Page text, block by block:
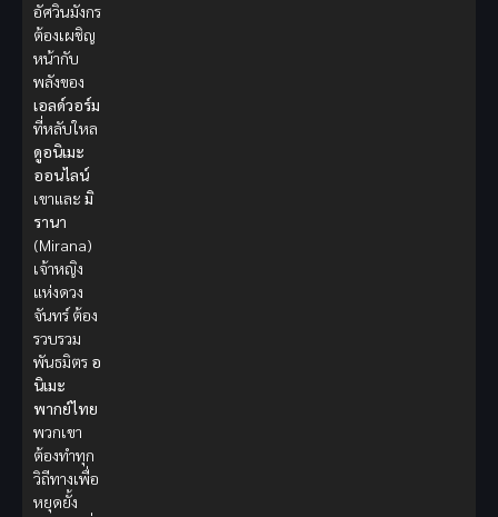
อัศวินมังกร
ต้องเผชิญ
หน้ากับ
พลังของ
เอลด์วอร์ม
ที่หลับใหล
ดูอนิเมะ
ออนไลน์
เขาและ มิ
รานา
(Mirana)
เจ้าหญิง
แห่งดวง
จันทร์ ต้อง
รวบรวม
พันธมิตร อ
นิเมะ
พากย์ไทย
พวกเขา
ต้องทำทุก
วิถีทางเพื่อ
หยุดยั้ง